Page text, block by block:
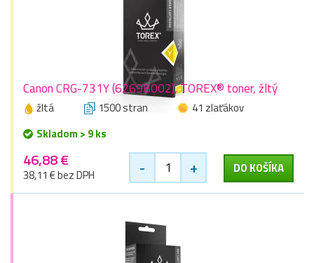
Canon CRG-731Y (6269B002), TOREX® toner, žltý
žltá 1500 stran
41 zlaťákov
Skladom > 9 ks
46,88 €
38,11 € bez DPH - + DO KOŠÍKA